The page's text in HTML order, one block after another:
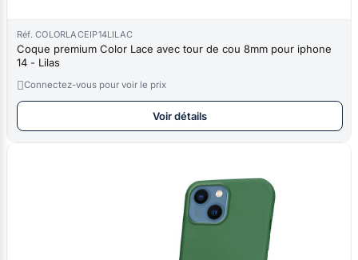
Réf. COLORLACEIP14LILAC
Coque premium Color Lace avec tour de cou 8mm pour iphone
14 - Lilas
Connectez-vous pour voir le prix
Voir détails